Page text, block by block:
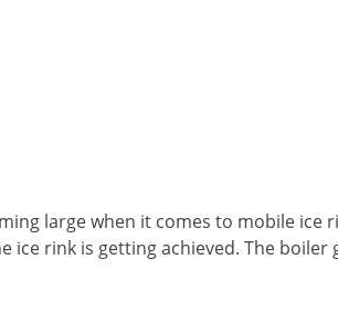
large when it comes to mobile ice
ice rink is getting achieved. The